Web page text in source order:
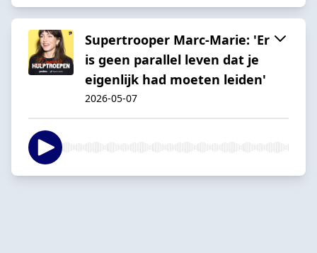
Supertrooper Marc-Marie: 'Er
is geen parallel leven dat je
eigenlijk had moeten leiden'
2026-05-07